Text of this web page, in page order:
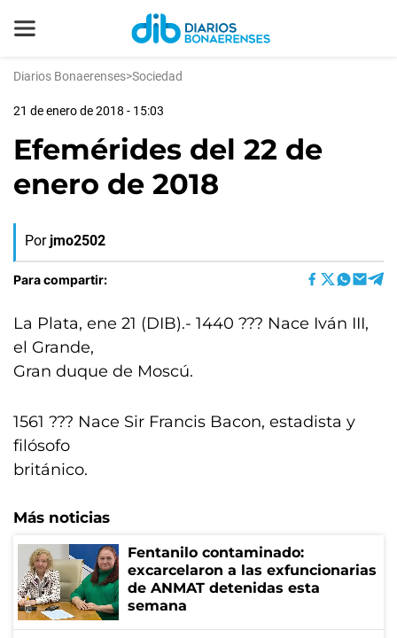
Diarios Bonaerenses>Sociedad
21 de enero de 2018 - 15:03
Efemérides del 22 de
enero de 2018
Por jmo2502
Para compartir:
La Plata, ene 21 (DIB).- 1440 ??? Nace Iván III,
el Grande,
Gran duque de Moscú.
1561 ??? Nace Sir Francis Bacon, estadista y
filósofo
británico.
Más noticias
Fentanilo contaminado:
excarcelaron a las exfuncionarias
de ANMAT detenidas esta
semana